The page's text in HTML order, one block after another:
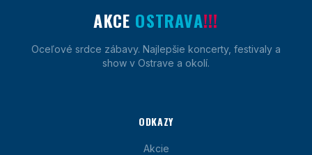
AKCE OSTRAVA!!!
Oceľové srdce zábavy. Najlepšie koncerty, festivaly a
show v Ostrave a okolí.
ODKAZY
Akcie